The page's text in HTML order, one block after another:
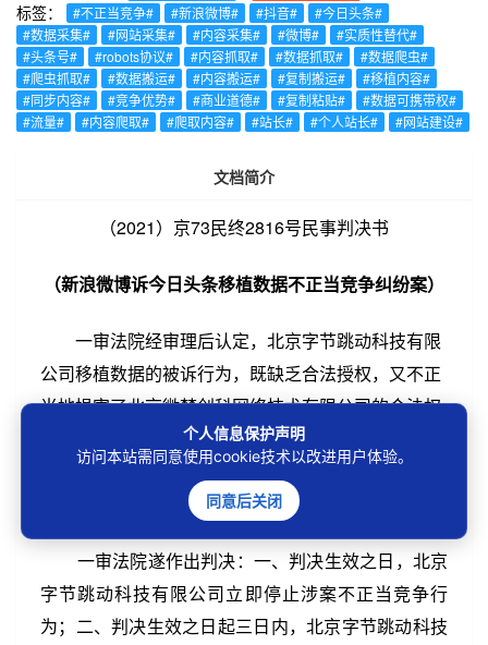
标签： #不正当竞争# #新浪微博# #抖音#
#今日头条#
#数据采集#
#网站采集# #内容采集# #微博#
#实质性替代#
#头条号#
#robots协议# #内容抓取# #数据抓取#
#数据爬虫#
#爬虫抓取#
#数据搬运# #内容搬运# #复制搬运#
#移植内容#
#同步内容#
#竞争优势# #商业道德# #复制粘贴#
#数据可携带权#
#流量#
#内容爬取# #爬取内容# #站长# #个人站长# #网站建设#
文档简介
（2021）京73民终2816号民事判决书
（新浪微博诉今日头条移植数据不正当竞争纠纷案）
一审法院经审理后认定，北京字节跳动科技有限
公司移植数据的被诉行为，既缺乏合法授权，又不正
当地损害了北京微梦创科网络技术有限公司的合法权
益，扰乱了市场竞争秩序，对社会整体福利并无增
益，并将损害消费者的长远利益，故违反了反不正当
竞争法第二条之规定，构成不正当竞争。
一审法院遂作出判决：一、判决生效之日，北京
字节跳动科技有限公司立即停止涉案不正当竞争行
为；二、判决生效之日起三日内，北京字节跳动科技
个人信息保护声明
访问本站需同意使用cookie技术以改进用户体验。
同意后关闭